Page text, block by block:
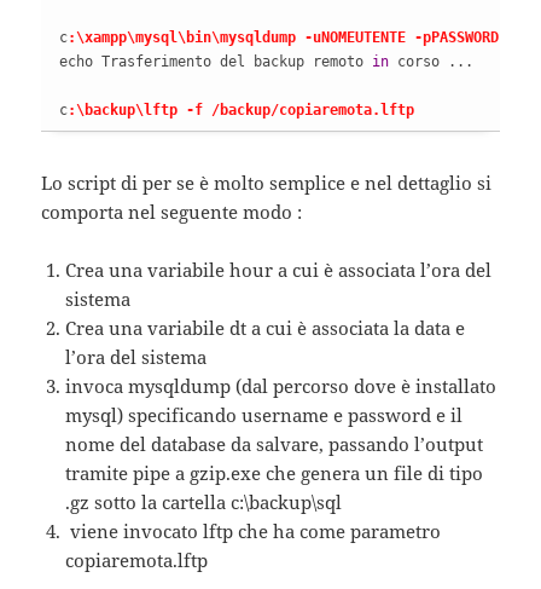
c:\xampp\mysql\bin\mysqldump -uNOMEUTENTE -
echo Trasferimento del backup remoto in corso ...
c:\backup\lftp -f /backup/copiaremota.lftp
Lo script di per se è molto semplice e nel dettaglio si
comporta nel seguente modo :
Crea una variabile hour a cui è associata l’ora del
sistema
Crea una variabile dt a cui è associata la data e
l’ora del sistema
invoca mysqldump (dal percorso dove è installato
mysql) specificando username e password e il
nome del database da salvare, passando l’output
tramite pipe a gzip.exe che genera un file di tipo
.gz sotto la cartella c:\backup\sql
viene invocato lftp che ha come parametro
copiaremota.lftp